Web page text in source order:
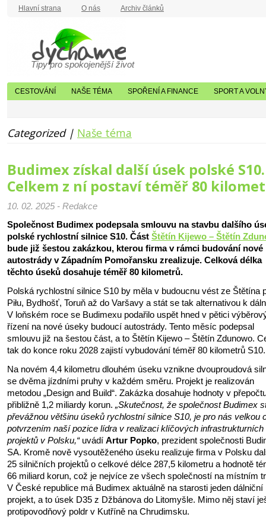
Hlavní strana O nás Archiv článků
Tipy pro spokojenější život
CESTOVÁNÍ NAŠE TÉMA SPOŘENÍ A FINANCE SPORT A
Categorized | Naše téma
Budimex získal další úsek polské S10.
Celkem z ní postaví téměř 80
10. 02. 2025 - Redakce
Společnost Budimex podepsala smlouvu na stavbu dalšího
polské rychlostní silnice S10. Část Štětín Kijewo – Štětín
bude již šestou zakázkou, kterou firma v rámci budování nové
autostrády v Západním Pomořansku zrealizuje. Celková délka
těchto úseků dosahuje téměř 80 kilometrů.
Polská rychlostní silnice S10 by měla v budoucnu vést ze Štětína
Piłu, Bydhošť, Toruň až do Varšavy a stát se tak alternativou k
V loňském roce se Budimexu podařilo uspět hned v pětici
řízení na nové úseky budoucí autostrády. Tento měsíc podepsal
smlouvu již na šestou část, a to Štětín Kijewo – Štětín Zdunowo.
tak do konce roku 2028 zajistí vybudování téměř 80 kilometrů S10.
Na novém 4,4 kilometru dlouhém úseku vznikne dvouproudová
se dvěma jízdními pruhy v každém směru. Projekt je realizován
metodou „Design and Build“. Zakázka dosahuje hodnoty v
přibližně 1,2 miliardy korun. „Skutečnost, že společnost Budimex
převážnou většinu úseků rychlostní silnice S10, je pro nás velkou
potvrzením naší pozice lídra v realizaci klíčových infrastrukturních
projektů v Polsku,“ uvádí Artur Popko, prezident společnosti
SA. Kromě nově vysoutěženého úseku realizuje firma v Polsku
25 silničních projektů o celkové délce 287,5 kilometru a hodnotě
66 miliard korun, což je nejvíce ze všech společností na místním
V České republice má Budimex aktuálně na starosti jeden dálniční
projekt, a to úsek D35 z Džbánova do Litomyšle. Mimo něj staví
protipovodňový poldr v Kutříně na Chrudimsku.